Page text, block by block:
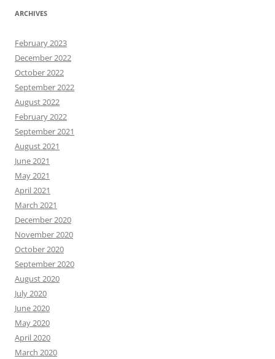
ARCHIVES
February 2023
December 2022
October 2022
September 2022
August 2022
February 2022
September 2021
August 2021
June 2021
May 2021
April 2021
March 2021
December 2020
November 2020
October 2020
September 2020
August 2020
July 2020
June 2020
May 2020
April 2020
March 2020